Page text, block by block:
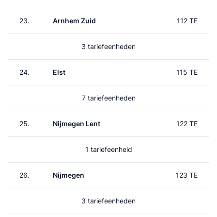
23. Arnhem Zuid 112 TE
3 tariefeenheden
24. Elst 115 TE
7 tariefeenheden
25. Nijmegen Lent 122 TE
1 tariefeenheid
26. Nijmegen 123 TE
3 tariefeenheden